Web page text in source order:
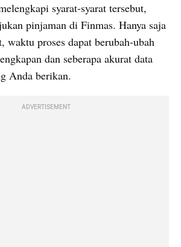
syarat-syarat tersebut,
pinjaman di Finmas. Hanya saja
waktu proses dapat berubah-ubah
dan seberapa akurat data
Anda berikan.
ADVERTISEMENT